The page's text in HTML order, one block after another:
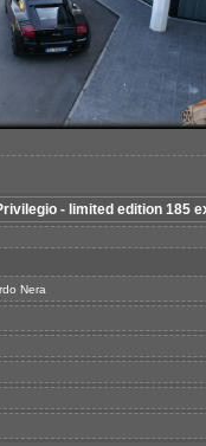
- limited edition 185
Nera